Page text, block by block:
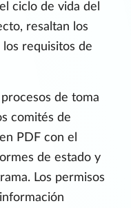
ciclo de vida del
resaltan los
requisitos de
de toma
comités de
PDF con el
de estado y
Los permisos